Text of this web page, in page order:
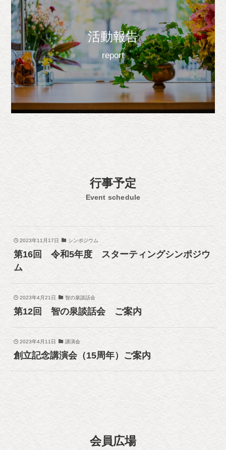
活動報告
report
行事予定
Event schedule
2023年11月17日 シンポジウム
第16回 令和5年度 スターティングシンポジウ
ム
2023年4月21日 智の泉談話会
第12回 智の泉談話会 ご案内
2023年4月11日 講演会
創立記念講演会（15周年）ご案内
会員広場